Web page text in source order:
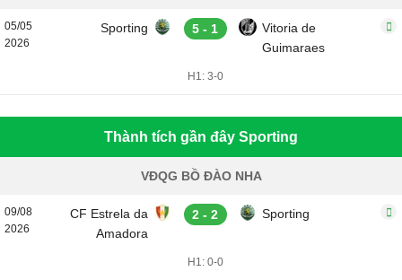
05/05
2026
Sporting 5 - 1
Vitoria de
Guimaraes
H1: 3-0
Thành tích gần đây Sporting
VĐQG BỒ ĐÀO NHA
09/08
2026
CF Estrela da
Amadora
2 - 2 Sporting
H1: 0-0